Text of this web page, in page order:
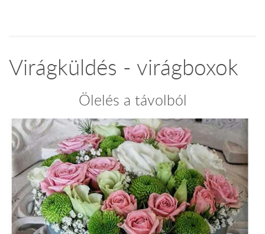
Virágküldés - virágboxok
Ölelés a távolból